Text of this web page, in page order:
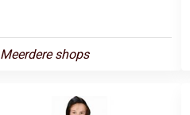
Meerdere shops